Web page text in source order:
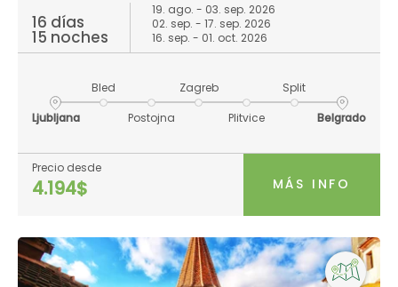
16 días
15 noches
19. ago. - 03. sep. 2026
02. sep. - 17. sep. 2026
16. sep. - 01. oct. 2026
Ljubljana
Bled
Postojna
Zagreb
Plitvice
Split
Belgrado
Precio desde
4.194$ MÁS INFO